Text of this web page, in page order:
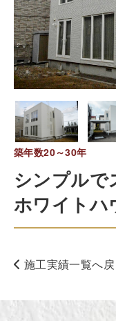
築年数20～30年
シンプルで
ホワイトハ
施工実績一覧へ戻